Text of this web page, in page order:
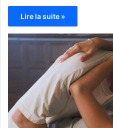
Lire la suite »